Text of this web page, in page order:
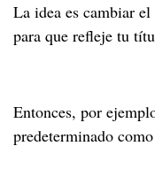
La idea es cambiar
para que refleje tu
Entonces, por
predeterminado